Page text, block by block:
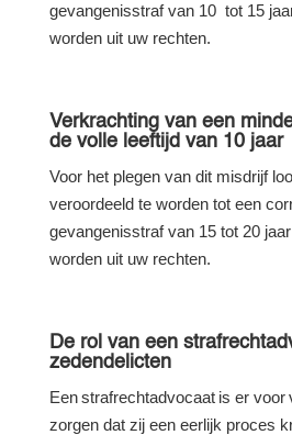
gevangenisstraf van 10 tot 15
worden uit uw rechten.
Verkrachting van een
de volle leeftijd van 10 jaar
Voor het plegen van dit misdrijf
veroordeeld te worden tot een
gevangenisstraf van 15 tot 20
worden uit uw rechten.
De rol van een
zedendelicten
Een strafrechtadvocaat is er voor
zorgen dat zij een eerlijk proces